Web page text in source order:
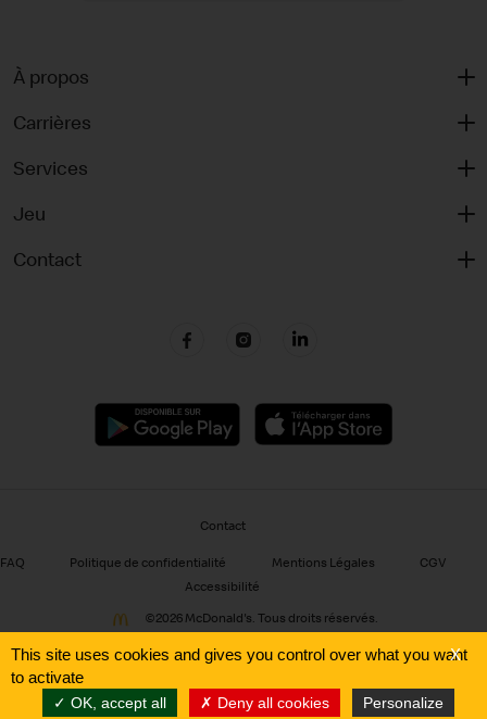
À propos
Carrières
Services
Jeu
Contact
Contact
FAQ Politique de confidentialité Mentions Légales
CGV
Accessibilité
©2026 McDonald's. Tous droits réservés.
Pour votre santé, mangez au moins cinq fruits et légumes par jour.
www.mangerbouger.fr
X
This site uses cookies and gives you control over what you want
to activate
OK, accept all Deny all cookies Personalize